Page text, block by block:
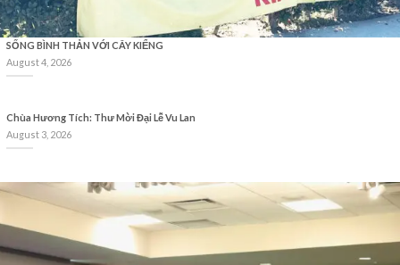
SỐNG BÌNH THẢN VỚI CÂY KIỂNG
August 4, 2026
Chùa Hương Tích: Thư Mời Đại Lễ Vu Lan
August 3, 2026